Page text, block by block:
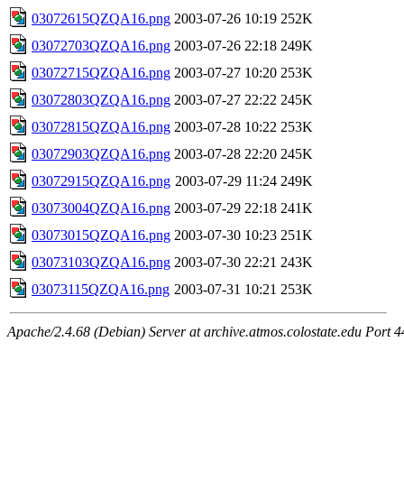
03072615QZQA16.png 2003-07-26 10:19 252K
03072703QZQA16.png 2003-07-26 22:18 249K
03072715QZQA16.png 2003-07-27 10:20 253K
03072803QZQA16.png 2003-07-27 22:22 245K
03072815QZQA16.png 2003-07-28 10:22 253K
03072903QZQA16.png 2003-07-28 22:20 245K
03072915QZQA16.png 2003-07-29 11:24 249K
03073004QZQA16.png 2003-07-29 22:18 241K
03073015QZQA16.png 2003-07-30 10:23 251K
03073103QZQA16.png 2003-07-30 22:21 243K
03073115QZQA16.png 2003-07-31 10:21 253K
Apache/2.4.68 (Debian) Server at archive.atmos.colostate.edu Port